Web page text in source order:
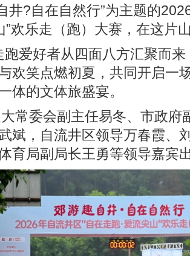
自井?自在自然行”为主题的
”欢乐走（跑）大赛，在这片
跑爱好者从四面八方汇聚而
欢笑点燃初夏，共同开启一
体的文体旅盛宴。
常委会副主任易冬、市政府
斌，自流井区领导万春霞、
育局副局长王勇等领导嘉宾